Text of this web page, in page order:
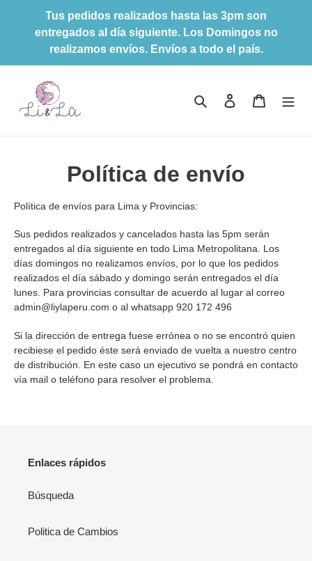
directamente
Tus pedidos realizados hasta las 3pm son
entregados al día siguiente. Los Domingos no
realizamos envíos. Envíos a todo el país.
Buscar Ingresar Carrito
Política de envío
Política de envíos para Lima y Provincias:
Sus pedidos realizados y cancelados hasta las 5pm serán
entregados al día siguiente en todo Lima Metropolitana. Los
días domingos no realizamos envíos, por lo que los pedidos
realizados el día sábado y domingo serán entregados el día
lunes. Para provincias consultar de acuerdo al lugar al correo
admin@liylaperu.com o al whatsapp 920 172 496
Si la dirección de entrega fuese errónea o no se encontró quien
recibiese el pedido éste será enviado de vuelta a nuestro centro
de distribución. En este caso un ejecutivo se pondrá en contacto
vía mail o teléfono para resolver el problema.
Enlaces rápidos
Búsqueda
Politica de Cambios